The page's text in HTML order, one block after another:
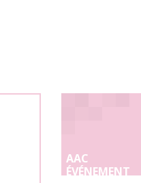
AAC
ÉVÉNEMENT